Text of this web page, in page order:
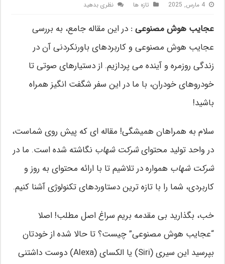
4 مارس, 2025 تازه ها نظری بدهید
عجایب هوش مصنوعی :در این مقاله جامع، به بررسی
عجایب هوش مصنوعی و کاربردهای باورنکردنی آن در
زندگی روزمره و آینده می پردازیم. از دستیارهای صوتی تا
خودروهای خودران، با ما در این سفر شگفت انگیز همراه
باشید!
سلام به همراهان همیشگی! مقاله ای که پیش روی شماست،
در واحد تولید محتوایشرکت شهاب نگاشته شده است. ما در
شرکت شهاب همواره در تلاشیم تا با ارائه محتوای به روز و
کاربردی، شما را با تازه ترین دستاوردهای تکنولوژی آشنا کنیم.
خب، بگذارید بی مقدمه بریم سراغ اصل مطلب! اصلا
“عجایب هوش مصنوعی” چیست؟ تا حالا شده از خودتان
بپرسید این سیری (Siri) یا الکسای (Alexa) دوست داشتنی